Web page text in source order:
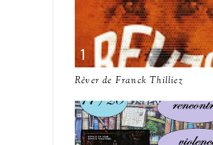
Rêver de Franck Thilliez